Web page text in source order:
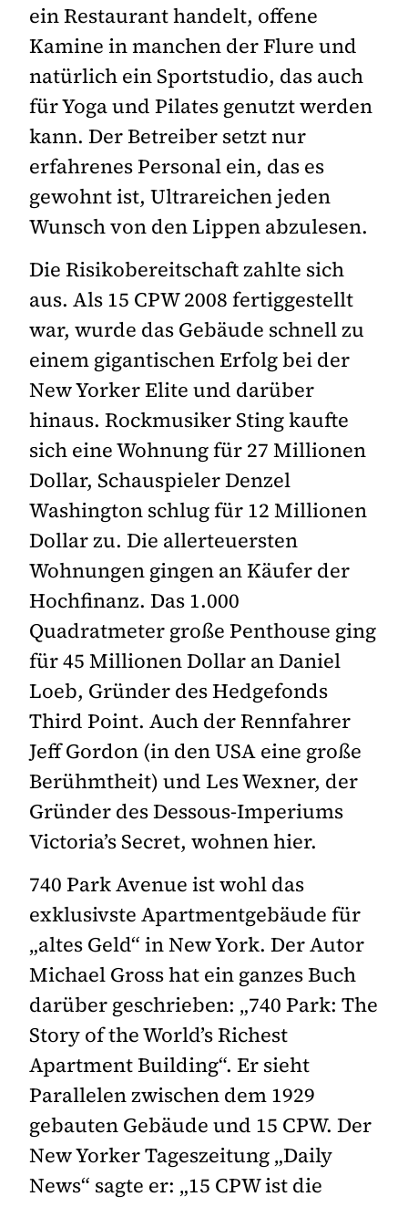
ein Restaurant handelt, offene
Kamine in manchen der Flure und
natürlich ein Sportstudio, das auch
für Yoga und Pilates genutzt werden
kann. Der Betreiber setzt nur
erfahrenes Personal ein, das es
gewohnt ist, Ultrareichen jeden
Wunsch von den Lippen abzulesen.
Die Risikobereitschaft zahlte sich
aus. Als 15 CPW 2008 fertiggestellt
war, wurde das Gebäude schnell zu
einem gigantischen Erfolg bei der
New Yorker Elite und darüber
hinaus. Rockmusiker Sting kaufte
sich eine Wohnung für 27 Millionen
Dollar, Schauspieler Denzel
Washington schlug für 12 Millionen
Dollar zu. Die allerteuersten
Wohnungen gingen an Käufer der
Hochfinanz. Das 1.000
Quadratmeter große Penthouse ging
für 45 Millionen Dollar an Daniel
Loeb, Gründer des Hedgefonds
Third Point. Auch der Rennfahrer
Jeff Gordon (in den USA eine große
Berühmtheit) und Les Wexner, der
Gründer des Dessous-Imperiums
Victoria’s Secret, wohnen hier.
740 Park Avenue ist wohl das
exklusivste Apartmentgebäude für
„altes Geld“ in New York. Der Autor
Michael Gross hat ein ganzes Buch
darüber geschrieben: „740 Park: The
Story of the World’s Richest
Apartment Building“. Er sieht
Parallelen zwischen dem 1929
gebauten Gebäude und 15 CPW. Der
New Yorker Tageszeitung „Daily
News“ sagte er: „15 CPW ist die